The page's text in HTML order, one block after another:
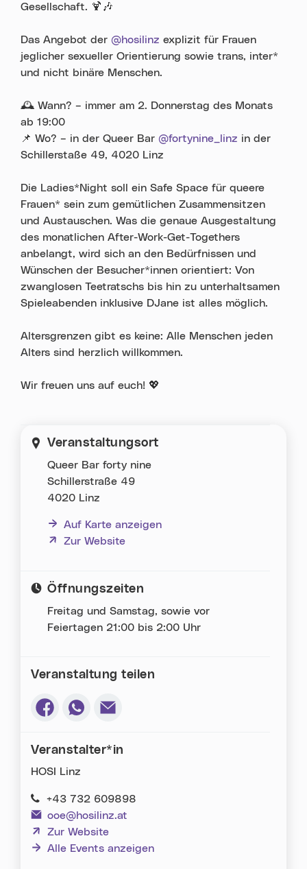
Gesellschaft. 🍹🎶
Das Angebot der @hosilinz explizit für Frauen
jeglicher sexueller Orientierung sowie trans, inter*
und nicht binäre Menschen.
🕰️ Wann? – immer am 2. Donnerstag des Monats
ab 19:00
📌 Wo? – in der Queer Bar @fortynine_linz in der
Schillerstaße 49, 4020 Linz
Die Ladies*Night soll ein Safe Space für queere
Frauen* sein zum gemütlichen Zusammensitzen
und Austauschen. Was die genaue Ausgestaltung
des monatlichen After-Work-Get-Togethers
anbelangt, wird sich an den Bedürfnissen und
Wünschen der Besucher*innen orientiert: Von
zwanglosen Teetratschs bis hin zu unterhaltsamen
Spieleabenden inklusive DJane ist alles möglich.
Altersgrenzen gibt es keine: Alle Menschen jeden
Alters sind herzlich willkommen.
Wir freuen uns auf euch! 💖
Veranstaltungsort
Queer Bar forty nine
Schillerstraße 49
4020 Linz
Auf Karte anzeigen
Zur Website
(neues Fenster)
Öffnungszeiten
Freitag und Samstag, sowie vor
Feiertagen 21:00 bis 2:00 Uhr
Veranstaltung teilen
Veranstalter*in
HOSI Linz
+43 732 609898
ooe@hosilinz.at
Zur Website
(neues Fenster)
Alle Events anzeigen